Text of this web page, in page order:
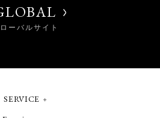
ーバルサイト
SERVICE